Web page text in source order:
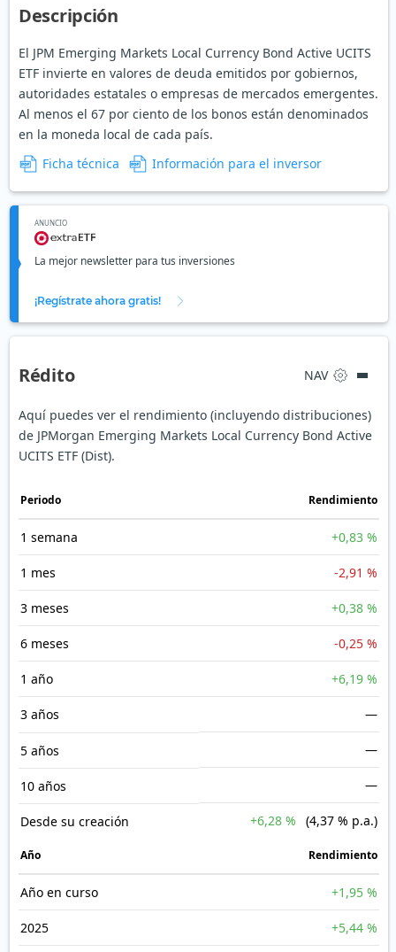
Descripción
El JPM Emerging Markets Local Currency Bond Active UCITS
ETF invierte en valores de deuda emitidos por gobiernos,
autoridades estatales o empresas de mercados emergentes.
Al menos el 67 por ciento de los bonos están denominados
en la moneda local de cada país.
Ficha técnica
Información para el inversor
ANUNCIO
La mejor newsletter para tus inversiones
¡Regístrate ahora gratis!
Rédito NAV
Aquí puedes ver el rendimiento (incluyendo distribuciones)
de JPMorgan Emerging Markets Local Currency Bond Active
UCITS ETF (Dist).
Periodo Rendimiento
1 semana +0,83 %
1 mes -2,91 %
3 meses +0,38 %
6 meses -0,25 %
1 año +6,19 %
3 años —
5 años —
10 años —
Desde su creación +6,28 % (4,37 % p.a.)
Año Rendimiento
Año en curso +1,95 %
2025 +5,44 %